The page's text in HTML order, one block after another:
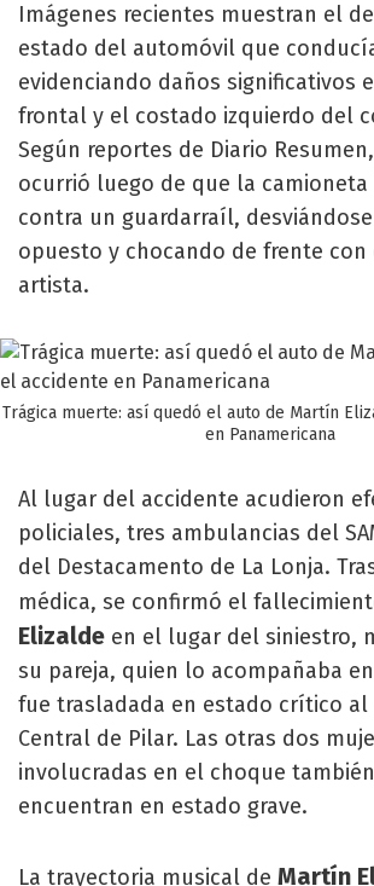
Imágenes recientes muestran el
estado del automóvil que
evidenciando daños significativos
frontal y el costado izquierdo del
Según reportes de Diario
ocurrió luego de que la camioneta
contra un guardarraíl,
opuesto y chocando de frente
artista.
Trágica muerte: así quedó el auto de Martín
en Panamericana
Al lugar del accidente acudieron
policiales, tres ambulancias del
del Destacamento de La Lonja.
médica, se confirmó el
Elizalde en el lugar del siniestro,
su pareja, quien lo acompañaba
fue trasladada en estado crítico
Central de Pilar. Las otras dos
involucradas en el choque
encuentran en estado grave.
La trayectoria musical de Martín